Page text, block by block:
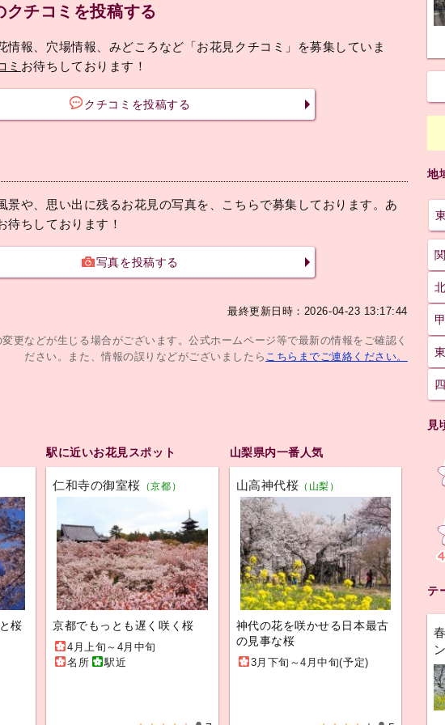
クチコミを投稿する
情報、穴場情報、みどころなど「お花見クチコミ」を募集していま
ミ お待ちしております！
クチコミを投稿する
景や、思い出に残るお花見の写真を、こちらで募集しております。あ
待ちしております！
写真を投稿する
最終更新日時：2026-04-23 13:17:44
更などが生じる場合がございます。公式ホームページ等で最新の情報をご確認く
ださい。また、情報の誤りなどがございましたら こちらまでご連絡ください。
桜
駅に近いお花見スポット
仁和寺の御室桜 （京都）
京都でもっとも遅く咲く桜
4月上旬～4月中旬
名所
駅近
山梨県内一番人気
山高神代桜 （山梨）
神代の花を咲かせる日本最古
の見事な桜
3月下旬～4月中旬(予定)
地
見
テ